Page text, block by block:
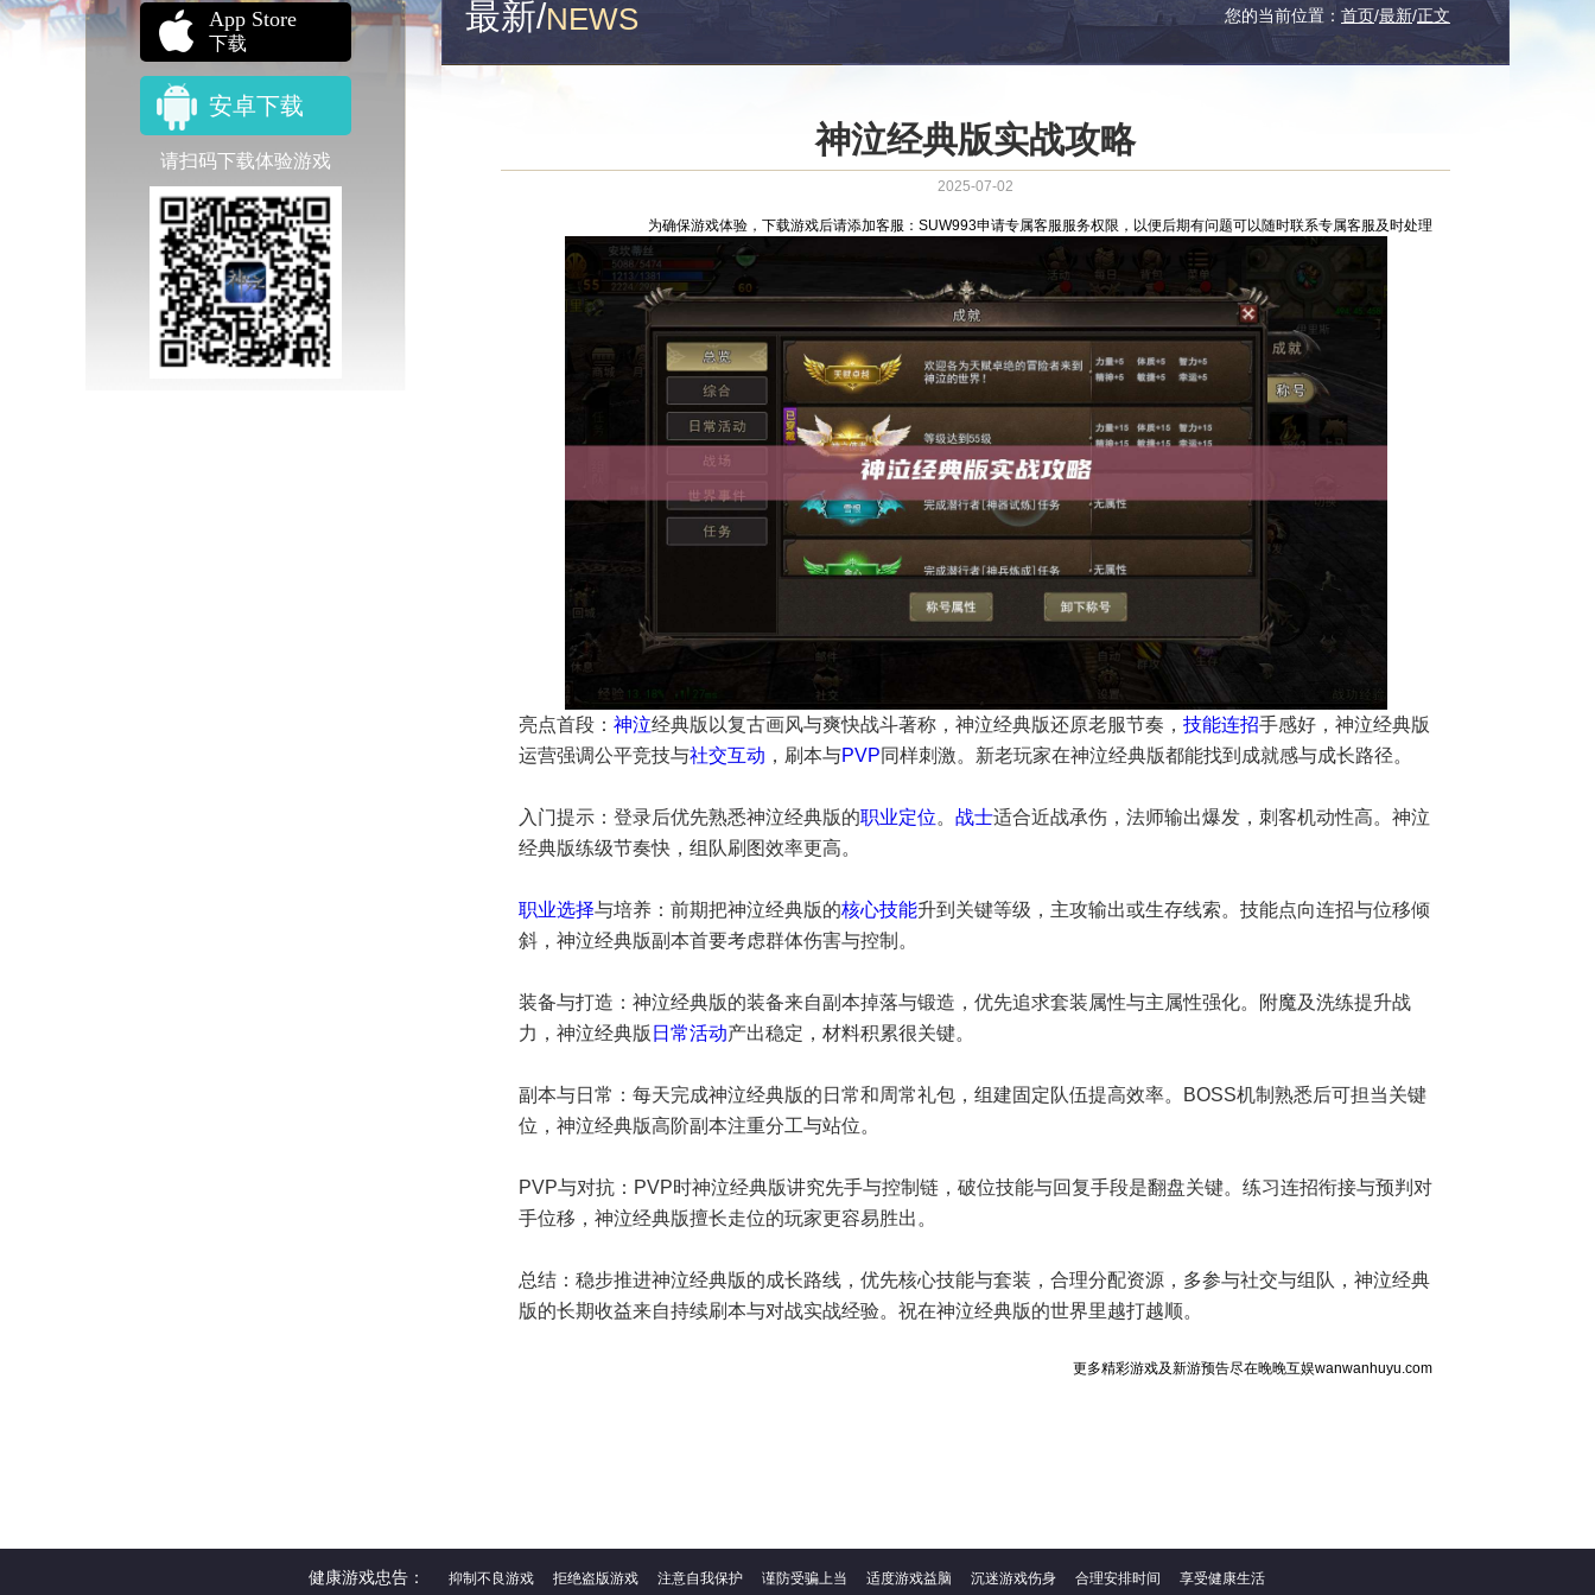
App Store
下载
安卓下载
请扫码下载体验游戏
最新/NEWS 您的当前位置： 首页/最新/正文
神泣经典版实战攻略
2025-07-02
为确保游戏体验，下载游戏后请添加客服：SUW993申请专属客服服务权限，以便后期有问题可以随时联系专属客服及时处理
亮点首段： 神泣经典版以复古画风与爽快战斗著称，神泣经典版还原老服节奏， 技能连招手感好，神泣经典版
运营强调公平竞技与社交互动 ，刷本与PVP同样刺激。新老玩家在神泣经典版都能找到成就感与成长路径。
入门提示：登录后优先熟悉神泣经典版的职业定位。 战士适合近战承伤，法师输出爆发，刺客机动性高。神泣
经典版练级节奏快，组队刷图效率更高。
职业选择与培养：前期把神泣经典版的核心技能升到关键等级，主攻输出或生存线索。技能点向连招与位移倾
斜，神泣经典版副本首要考虑群体伤害与控制。
装备与打造：神泣经典版的装备来自副本掉落与锻造，优先追求套装属性与主属性强化。附魔及洗练提升战
力，神泣经典版 日常活动产出稳定，材料积累很关键。
副本与日常：每天完成神泣经典版的日常和周常礼包，组建固定队伍提高效率。BOSS机制熟悉后可担当关键
位，神泣经典版高阶副本注重分工与站位。
PVP与对抗：PVP时神泣经典版讲究先手与控制链，破位技能与回复手段是翻盘关键。练习连招衔接与预判对
手位移，神泣经典版擅长走位的玩家更容易胜出。
总结：稳步推进神泣经典版的成长路线，优先核心技能与套装，合理分配资源，多参与社交与组队，神泣经典
版的长期收益来自持续刷本与对战实战经验。祝在神泣经典版的世界里越打越顺。
更多精彩游戏及新游预告尽在晚晚互娱wanwanhuyu.com
健康游戏忠告： 抑制不良游戏 拒绝盗版游戏 注意自我保护 谨防受骗上当 适度游戏益脑 沉迷游戏伤身 合理安排时间 享受健康生活